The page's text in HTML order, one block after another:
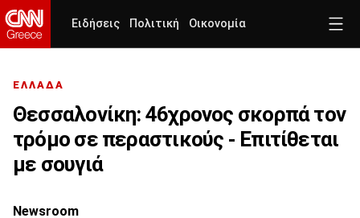
Ειδήσεις Πολιτική Οικονομία
ΕΛΛΑΔΑ
Θεσσαλονίκη: 46χρονος σκορπά τον
τρόμο σε περαστικούς - Επιτίθεται
με σουγιά
Newsroom